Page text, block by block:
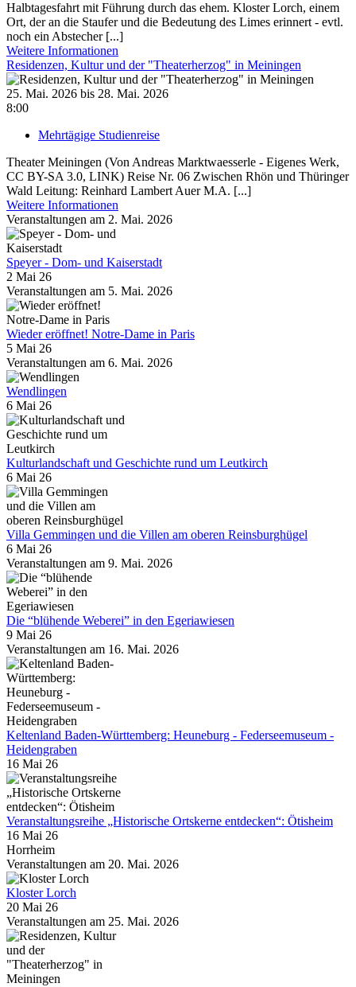
Halbtagesfahrt mit Führung durch das ehem. Kloster Lorch, einem
Ort, der an die Staufer und die Bedeutung des Limes erinnert - evtl.
noch ein Abstecher [...]
Weitere Informationen
Residenzen, Kultur und der "Theaterherzog" in Meiningen
25. Mai. 2026 bis 28. Mai. 2026
8:00
Mehrtägige Studienreise
Theater Meiningen (Von Andreas Marktwaesserle - Eigenes Werk,
CC BY-SA 3.0, LINK) Reise Nr. 06 Zwischen Rhön und Thüringer
Wald Leitung: Reinhard Lambert Auer M.A. [...]
Weitere Informationen
Veranstaltungen am 2. Mai. 2026
Speyer - Dom- und Kaiserstadt
2 Mai 26
Veranstaltungen am 5. Mai. 2026
Wieder eröffnet! Notre-Dame in Paris
5 Mai 26
Veranstaltungen am 6. Mai. 2026
Wendlingen
6 Mai 26
Kulturlandschaft und Geschichte rund um Leutkirch
6 Mai 26
Villa Gemmingen und die Villen am oberen Reinsburghügel
6 Mai 26
Veranstaltungen am 9. Mai. 2026
Die “blühende Weberei” in den Egeriawiesen
9 Mai 26
Veranstaltungen am 16. Mai. 2026
Keltenland Baden-Württemberg: Heuneburg - Federseemuseum -
Heidengraben
16 Mai 26
Veranstaltungsreihe „Historische Ortskerne entdecken“: Ötisheim
16 Mai 26
Horrheim
Veranstaltungen am 20. Mai. 2026
Kloster Lorch
20 Mai 26
Veranstaltungen am 25. Mai. 2026